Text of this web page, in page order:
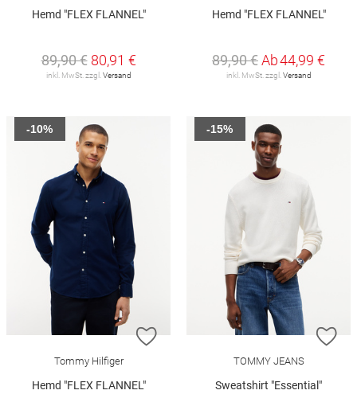
Hemd "FLEX FLANNEL"
89,90 € 80,91 €
inkl. MwSt. zzgl. Versand
Hemd "FLEX FLANNEL"
89,90 €Ab44,99 €
inkl. MwSt. zzgl. Versand
ZUR WUNSCHLISTE HINZUFÜGEN
Tommy Hilfiger
Hemd "FLEX FLANNEL"
-10%
TOMMY JEANS
Sweatshirt "Essential"
-15%